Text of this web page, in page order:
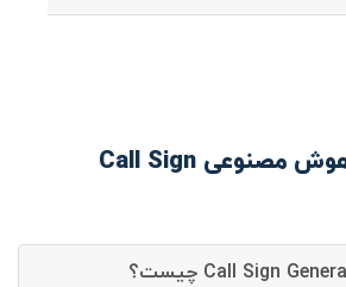
سوالات متداول هوش مصنوعی Call Sign